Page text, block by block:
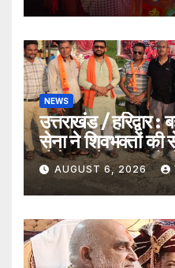
NEWS
उत्तराखंड / हरिद्वार :
सेना ने शिवभक्तों की
भोलेनाथ के जयकारों
विडिओ !!
AUGUST 6, 2026